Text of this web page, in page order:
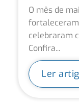
O mês de
celebraram
Confira...
Ler